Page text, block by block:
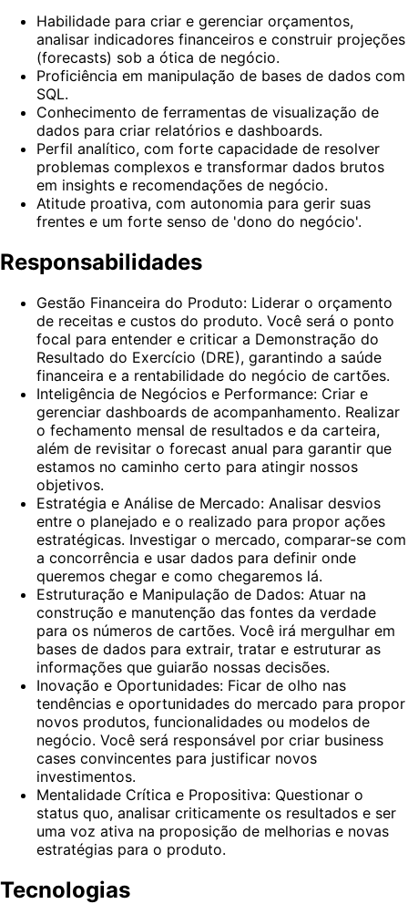
Habilidade para criar e gerenciar orçamentos,
analisar indicadores financeiros e construir projeções
(forecasts) sob a ótica de negócio.
Proficiência em manipulação de bases de dados com
SQL.
Conhecimento de ferramentas de visualização de
dados para criar relatórios e dashboards.
Perfil analítico, com forte capacidade de resolver
problemas complexos e transformar dados brutos
em insights e recomendações de negócio.
Atitude proativa, com autonomia para gerir suas
frentes e um forte senso de 'dono do negócio'.
Responsabilidades
Gestão Financeira do Produto: Liderar o orçamento
de receitas e custos do produto. Você será o ponto
focal para entender e criticar a Demonstração do
Resultado do Exercício (DRE), garantindo a saúde
financeira e a rentabilidade do negócio de cartões.
Inteligência de Negócios e Performance: Criar e
gerenciar dashboards de acompanhamento. Realizar
o fechamento mensal de resultados e da carteira,
além de revisitar o forecast anual para garantir que
estamos no caminho certo para atingir nossos
objetivos.
Estratégia e Análise de Mercado: Analisar desvios
entre o planejado e o realizado para propor ações
estratégicas. Investigar o mercado, comparar-se com
a concorrência e usar dados para definir onde
queremos chegar e como chegaremos lá.
Estruturação e Manipulação de Dados: Atuar na
construção e manutenção das fontes da verdade
para os números de cartões. Você irá mergulhar em
bases de dados para extrair, tratar e estruturar as
informações que guiarão nossas decisões.
Inovação e Oportunidades: Ficar de olho nas
tendências e oportunidades do mercado para propor
novos produtos, funcionalidades ou modelos de
negócio. Você será responsável por criar business
cases convincentes para justificar novos
investimentos.
Mentalidade Crítica e Propositiva: Questionar o
status quo, analisar criticamente os resultados e ser
uma voz ativa na proposição de melhorias e novas
estratégias para o produto.
Tecnologias